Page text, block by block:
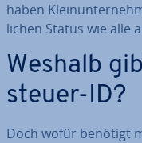
haben
li­chen Status wie alle
Weshalb
steu­er-ID?
Doch wofür benötigt